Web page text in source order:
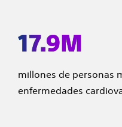
17.9M
millones de personas
enfermedades